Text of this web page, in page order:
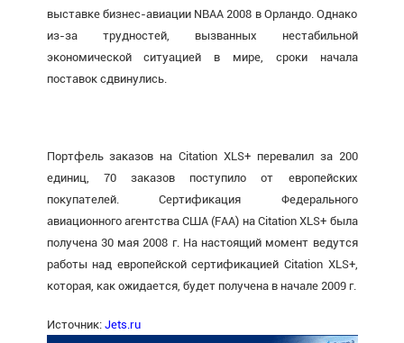
выставке бизнес-авиации NBAA 2008 в Орландо. Однако
из-за трудностей, вызванных нестабильной
экономической ситуацией в мире, сроки начала
поставок сдвинулись.
Портфель заказов на Citation XLS+ перевалил за 200
единиц, 70 заказов поступило от европейских
покупателей. Сертификация Федерального
авиационного агентства США (FAA) на Citation XLS+ была
получена 30 мая 2008 г. На настоящий момент ведутся
работы над европейской сертификацией Citation XLS+,
которая, как ожидается, будет получена в начале 2009 г.
Источник: Jets.ru